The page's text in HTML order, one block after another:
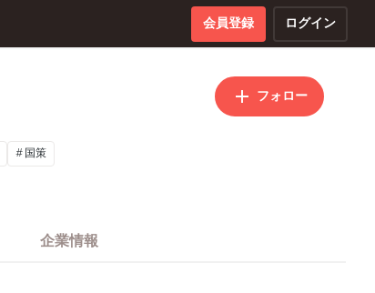
会員登録 ログイン
フォロー
国策
企業情報